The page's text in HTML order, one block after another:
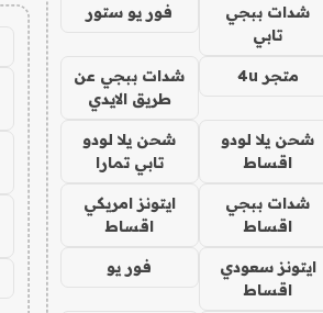
شدات ببجي
تابي
فور يو ستور
متجر 4u
شدات ببجي عن
طريق الايدي
شحن يلا لودو
اقساط
شحن يلا لودو
تابي تمارا
شدات ببجي
اقساط
ايتونز امريكي
اقساط
ايتونز سعودي
اقساط
فور يو